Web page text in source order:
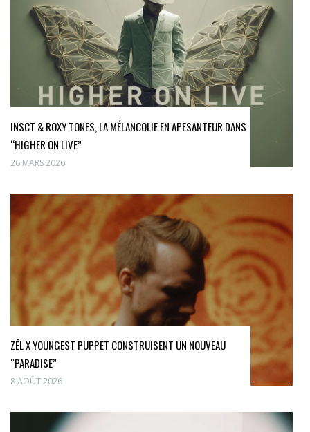
INSCT & ROXY TONES, LA MÉLANCOLIE EN APESANTEUR DANS
“HIGHER ON LIVE”
26 MARS 2026
ZĒL X YOUNGEST PUPPET CONSTRUISENT UN NOUVEAU
“PARADISE”
8 AOÛT 2026